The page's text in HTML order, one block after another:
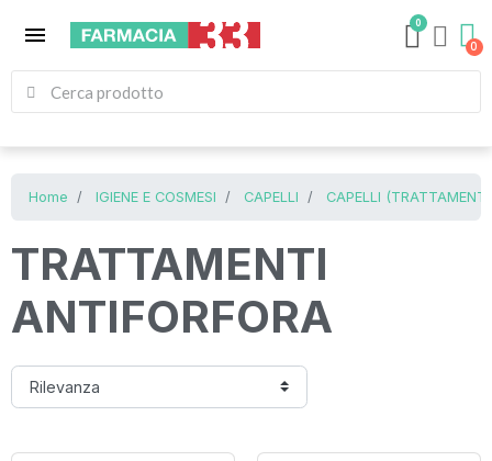
menu 0
Home IGIENE E COSMESI CAPELLI CAPELLI (TRATTAMENTI
TRATTAMENTI
ANTIFORFORA